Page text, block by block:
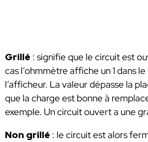
Grillé : signifie que le circuit est
cas l’ohmmètre affiche un 1 dans
l’afficheur. La valeur dépasse la
que la charge est bonne à
exemple. Un circuit ouvert a une
Non grillé : le circuit est alors